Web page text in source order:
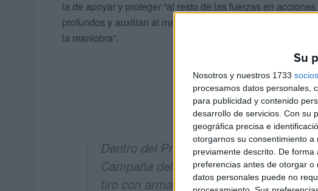
Su
Nosotros y nuestros 1733 socios
procesamos datos personales,
para publicidad y contenido
desarrollo de servicios. Con su
geográfica precisa e
otorgarnos su consentimiento
previamente descrito. De
preferencias antes de otorgar o
datos personales puede no
la de apoyar y proteger “al resto de las fuerzas en
profundos y auxilian al mando en la integración de todos
la maniobra”.
Dentro del Programa Anual de
Campaña del
#RAMIX30de la
tiro con armas portátiles en el campo